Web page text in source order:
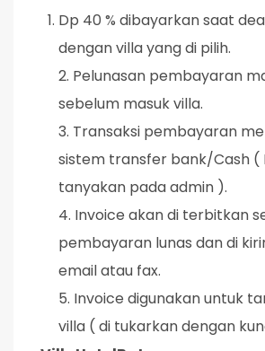
Dp 40 % dibayarkan saat
dengan villa yang di pilih.
2. Pelunasan pembayaran
sebelum masuk villa.
3. Transaksi pembayaran
sistem transfer bank/Cash (
tanyakan pada admin ).
4. Invoice akan di terbitkan
pembayaran lunas dan di
email atau fax.
5. Invoice digunakan untuk
villa ( di tukarkan dengan